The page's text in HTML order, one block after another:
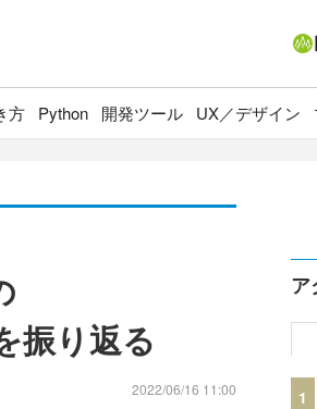
方 Python 開発ツール UX／デザイン
振り返る
2022/06/16 11:00
ア
1